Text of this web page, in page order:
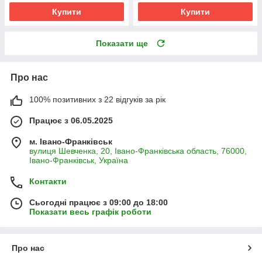
Купити Купити
Показати ще
Про нас
100% позитивних з 22 відгуків за рік
Працює з 06.05.2025
м. Івано-Франківськ
вулиця Шевченка, 20, Івано-Франківська область, 76000,
Івано-Франківськ, Україна
Контакти
Сьогодні працює з 09:00 до 18:00
Показати весь графік роботи
Про нас